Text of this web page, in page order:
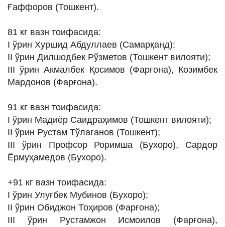
Ғаффоров (Тошкент).
81 кг вазн тоифасида:
I ўрин Хуршид Абдуллаев (Самарқанд);
II ўрин Дилшодбек Рўзметов (Тошкент вилояти);
III ўрин Акмалбек Қосимов (Фарғона), Козимбек
Мардонов (Фарғона).
91 кг вазн тоифасида:
I ўрин Мадиёр Саидраҳимов (Тошкент вилояти);
II ўрин Рустам Тўлаганов (Тошкент);
III ўрин Профсор Роримша (Бухоро), Сардор
Ёрмуҳамедов (Бухоро).
+91 кг вазн тоифасида:
I ўрин Улуғбек Мубинов (Бухоро);
II ўрин Обиджон Тоҳиров (Фарғона);
III ўрин Рустамжон Исмоилов (Фарғона),